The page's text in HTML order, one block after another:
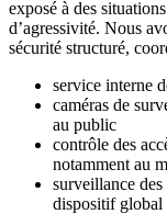
exposé à des
d’agressivité. Nous
sécurité structuré,
service interne
caméras de
au public
contrôle des
notamment au
surveillance
dispositif global